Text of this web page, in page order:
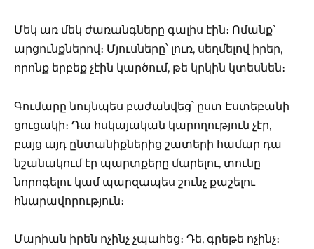
Մեկ առ մեկ ժառանգները գալիս էին։ Ոմանք՝
արցունքներով։ Մյուսները՝ լուռ, սեղմելով իրեր,
որոնք երբեք չէին կարծում, թե կրկին կտեսնեն։
Գումարը նույնպես բաժանվեց՝ ըստ Էստեբանի
ցուցակի։ Դա հսկայական կարողություն չէր,
բայց այդ ընտանիքներից շատերի համար դա
նշանակում էր պարտքերը մարելու, տունը
նորոգելու կամ պարզապես շունչ քաշելու
հնարավորություն։
Մարիան իրեն ոչինչ չպահեց։ Դե, գրեթե ոչինչ։